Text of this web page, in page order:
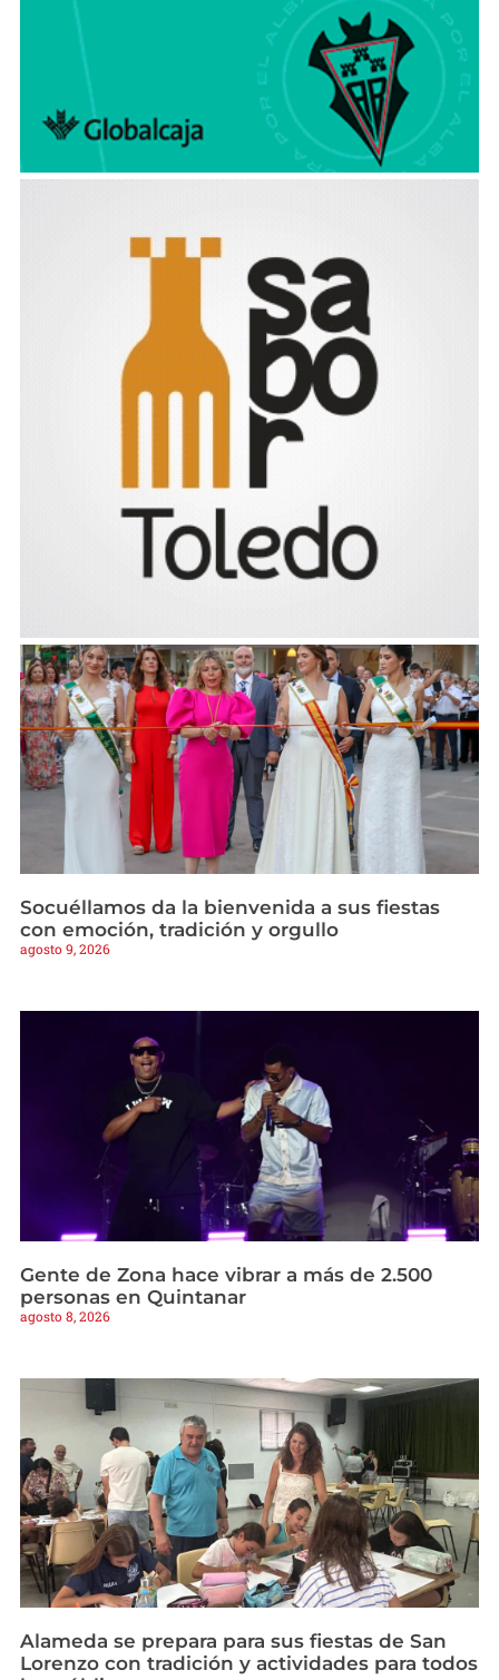
Socuéllamos da la bienvenida a sus fiestas
con emoción, tradición y orgullo
agosto 9, 2026
Gente de Zona hace vibrar a más de 2.500
personas en Quintanar
agosto 8, 2026
Alameda se prepara para sus fiestas de San
Lorenzo con tradición y actividades para todos